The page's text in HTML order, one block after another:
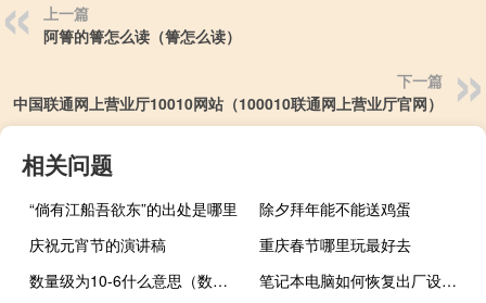
上一篇
阿箐的箐怎么读（箐怎么读）
下一篇
中国联通网上营业厅10010网站（100010联通网上营业厅官网）
相关问题
“倘有江船吾欲东”的出处是哪里
除夕拜年能不能送鸡蛋
庆祝元宵节的演讲稿
重庆春节哪里玩最好去
数量级为10-6什么意思（数量级是什么意思）
笔记本电脑如何恢复出厂设置（三星i9220怎么恢复出厂设置）